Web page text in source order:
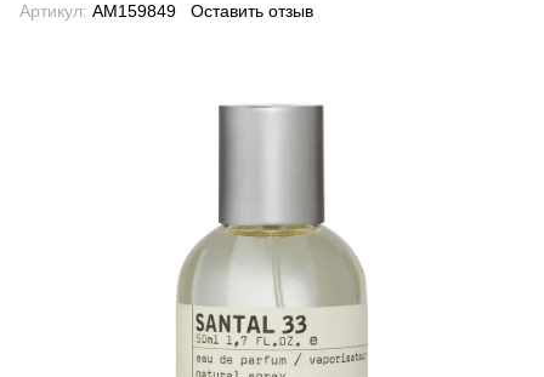
Артикул: AM159849 Оставить отзыв